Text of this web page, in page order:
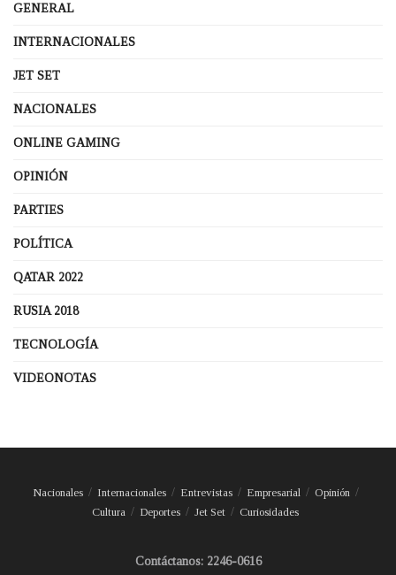
GENERAL
INTERNACIONALES
JET SET
NACIONALES
ONLINE GAMING
OPINIÓN
PARTIES
POLÍTICA
QATAR 2022
RUSIA 2018
TECNOLOGÍA
VIDEONOTAS
Nacionales Internacionales Entrevistas Empresarial
Opinión
Cultura
Deportes Jet Set Curiosidades
Contáctanos: 2246-0616